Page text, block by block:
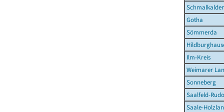
Gotha
Sömmerda
Ilm-Kreis
Weimarer
Sonneberg
Saalfeld-
Saale-